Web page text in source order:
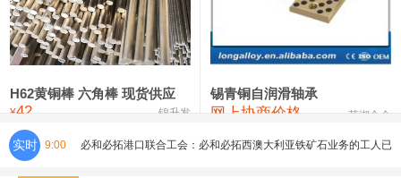
铸造铝合金锭(ZLD104) 24,300—24,500 24,400
压铸锌合金锭 26,500—26,700
氯化镍 38,300—40,300 39,300 0
H62黄铜棒 六角棒 现货供应
¥42 锦升发
锡青铜自润滑轴承
网上协商价格 芜湖合金
实时 9:00 必和必拓港口联合工会：必和必拓西澳大利亚铁矿石业务的工人已